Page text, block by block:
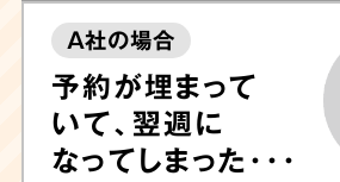
A社の場合
予約が埋まって
いて、翌週に
なってしまった･･･